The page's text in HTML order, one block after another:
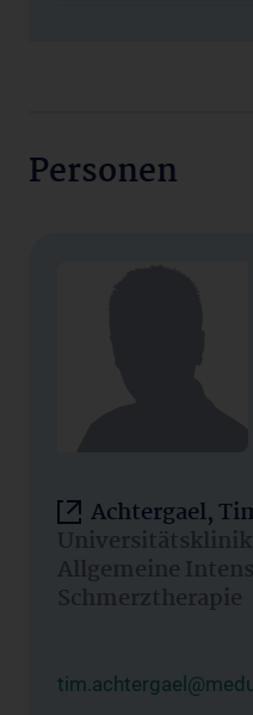
Personen
Achtergael,
Allgemeine
Schmerztherapie